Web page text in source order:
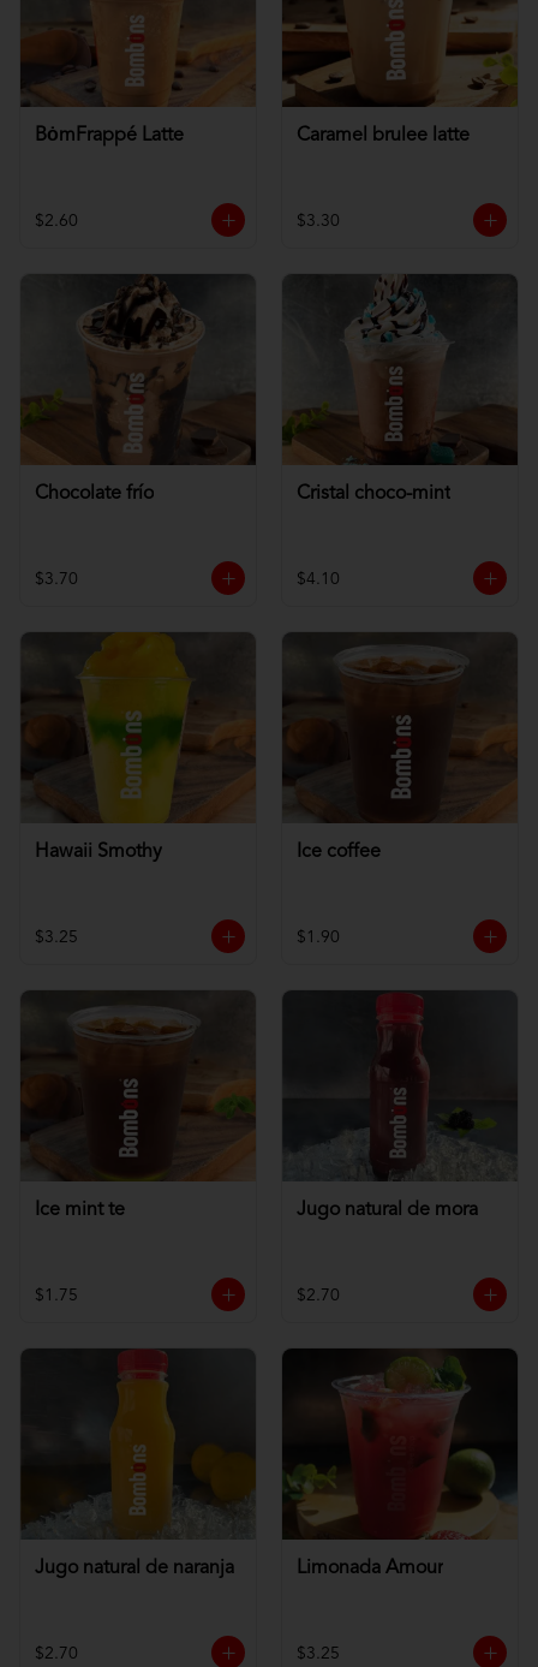
BȯmFrappé Latte
$2.60
Caramel brulee latte
$3.30
Chocolate frío
$3.70
Cristal choco-mint
$4.10
Hawaii Smothy
$3.25
Ice coffee
$1.90
Ice mint te
$1.75
Jugo natural de mora
$2.70
Jugo natural de naranja
$2.70
Limonada Amour
$3.25